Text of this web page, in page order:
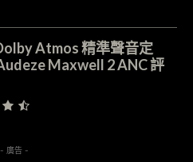
Atmos 精準聲音定
Maxwell 2 ANC 評
- 廣告 -